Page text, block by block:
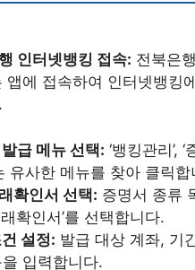
인터넷뱅킹 접속: 전북은
앱에 접속하여 인터넷뱅킹
급 메뉴 선택: ‘뱅킹관리’,
유사한 메뉴를 찾아 클릭합
확인서 선택: 증명서 종류
확인서’를 선택합니다.
설정: 발급 대상 계좌, 기
입력합니다.